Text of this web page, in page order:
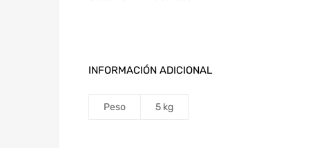
INFORMACIÓN ADICIONAL
Peso 5 kg